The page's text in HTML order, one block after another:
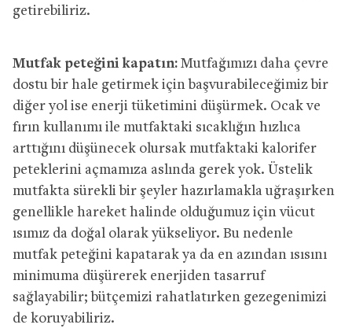
getirebiliriz.
Mutfak peteğini kapatın: Mutfağımızı daha çevre
dostu bir hale getirmek için başvurabileceğimiz bir
diğer yol ise enerji tüketimini düşürmek. Ocak ve
fırın kullanımı ile mutfaktaki sıcaklığın hızlıca
arttığını düşünecek olursak mutfaktaki kalorifer
peteklerini açmamıza aslında gerek yok. Üstelik
mutfakta sürekli bir şeyler hazırlamakla uğraşırken
genellikle hareket halinde olduğumuz için vücut
ısımız da doğal olarak yükseliyor. Bu nedenle
mutfak peteğini kapatarak ya da en azından ısısını
minimuma düşürerek enerjiden tasarruf
sağlayabilir; bütçemizi rahatlatırken gezegenimizi
de koruyabiliriz.